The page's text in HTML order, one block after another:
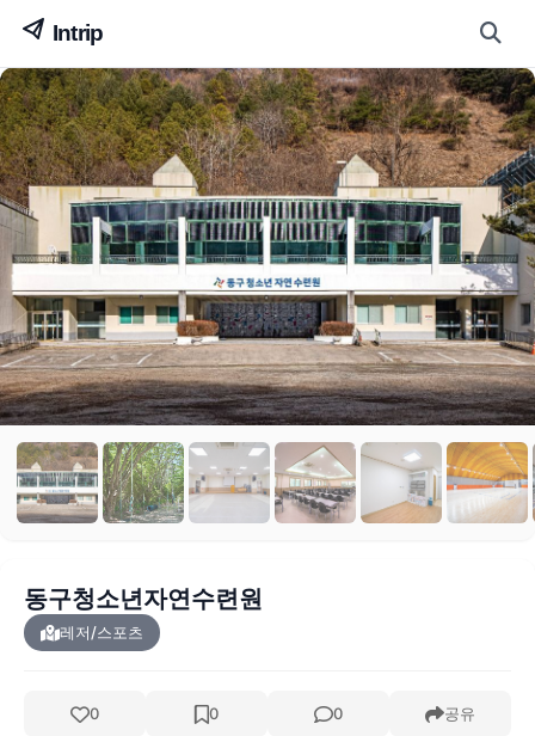
동구청소년자연수련원
레저/스포츠
0 0 0 공유